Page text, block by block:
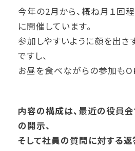
今年の2月から、概ね月１回
に開催しています。
参加しやすいように顔を出さ
ですし、
お昼を食べながらの参加も
内容の構成は、最近の役員
の開示、
そして社員の質問に対する返